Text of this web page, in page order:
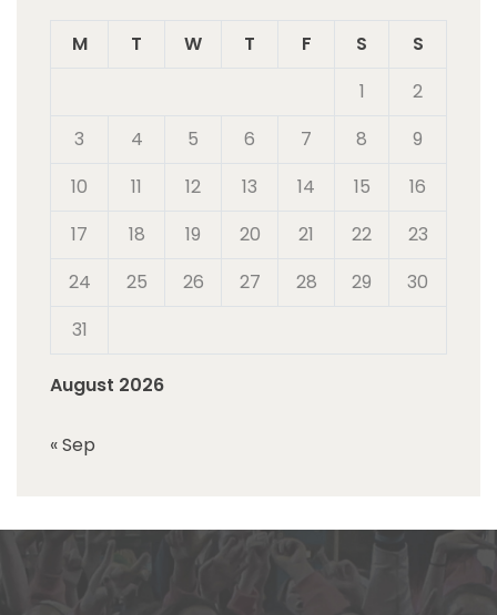
August 2026
M T W T F S
S
1
2
3
4 5 6 7 8
9
10
11 12 13 14 15
16
17
18 19 20 21 22
23
24
25 26 27 28 29
30
31
« Sep